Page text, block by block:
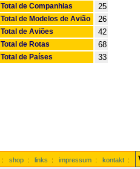
Total de Companhias 25
Total de Modelos de Avião 26
Total de Aviões 42
Total de Rotas 68
Total de Países 33
: shop : links : impressum : kontakt :